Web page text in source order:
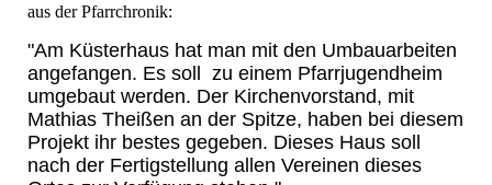
aus der Pfarrchronik:
"Am Küsterhaus hat man mit den Umbauarbeiten
angefangen. Es soll zu einem Pfarrjugendheim
umgebaut werden. Der Kirchenvorstand, mit
Mathias Theißen an der Spitze, haben bei diesem
Projekt ihr bestes gegeben. Dieses Haus soll
nach der Fertigstellung allen Vereinen dieses